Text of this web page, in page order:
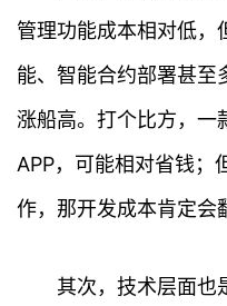
管理功能成本相对低，
能、智能合约部署甚至
涨船高。打个比方，一
APP，可能相对省钱；
作，那开发成本肯定会
其次，技术层面也